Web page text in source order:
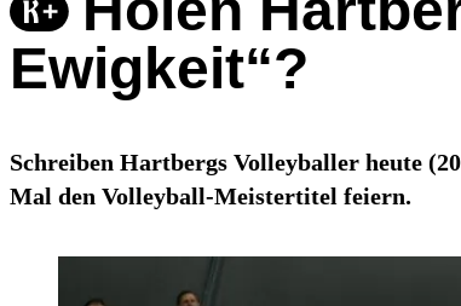
Ewigkeit“?
Schreiben Hartbergs Volleyballer heute
Mal den Volleyball-Meistertitel feiern.